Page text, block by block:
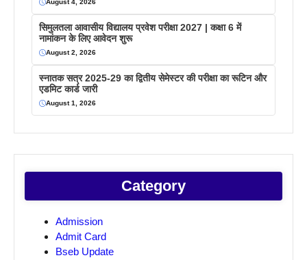
August 4, 2026
सिमुलतला आवासीय विद्यालय प्रवेश परीक्षा 2027 | कक्षा 6 में
नामांकन के लिए आवेदन शुरू
August 2, 2026
स्नातक सत्र 2025-29 का द्वितीय सेमेस्टर की परीक्षा का रूटिन और
एडमिट कार्ड जारी
August 1, 2026
Category
Admission
Admit Card
Bseb Update